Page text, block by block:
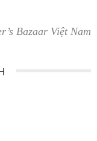
Bazaar Việt Nam